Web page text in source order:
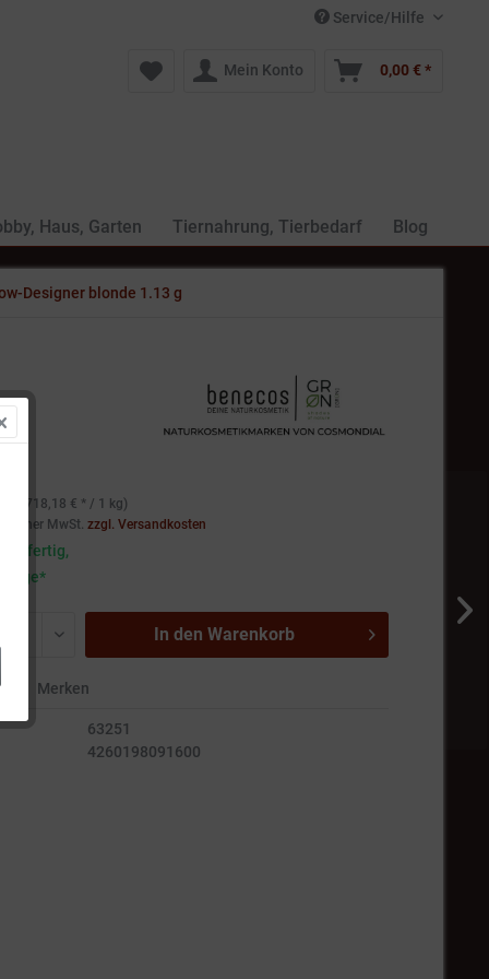
Service/Hilfe
Mein Konto 0,00 € *
Haus, Garten Tiernahrung, Tierbedarf Blog
Designer blonde 1.13 g
(2.718,18 € * / 1 kg)
MwSt.zzgl. Versandkosten
Tage*
In den Warenkorb
Merken
63251
4260198091600